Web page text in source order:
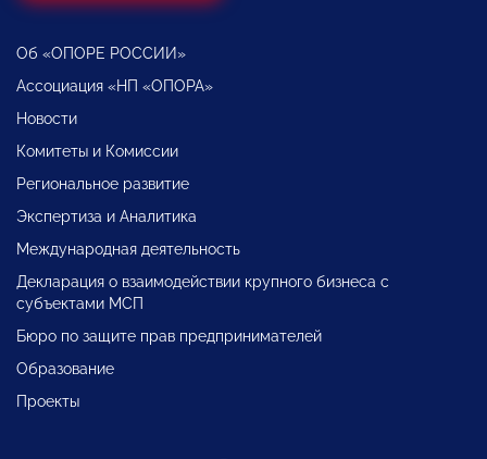
Об «ОПОРЕ РОССИИ»
Ассоциация «НП «ОПОРА»
Новости
Комитеты и Комиссии
Региональное развитие
Экспертиза и Аналитика
Международная деятельность
Декларация о взаимодействии крупного бизнеса с
субъектами МСП
Бюро по защите прав предпринимателей
Образование
Проекты